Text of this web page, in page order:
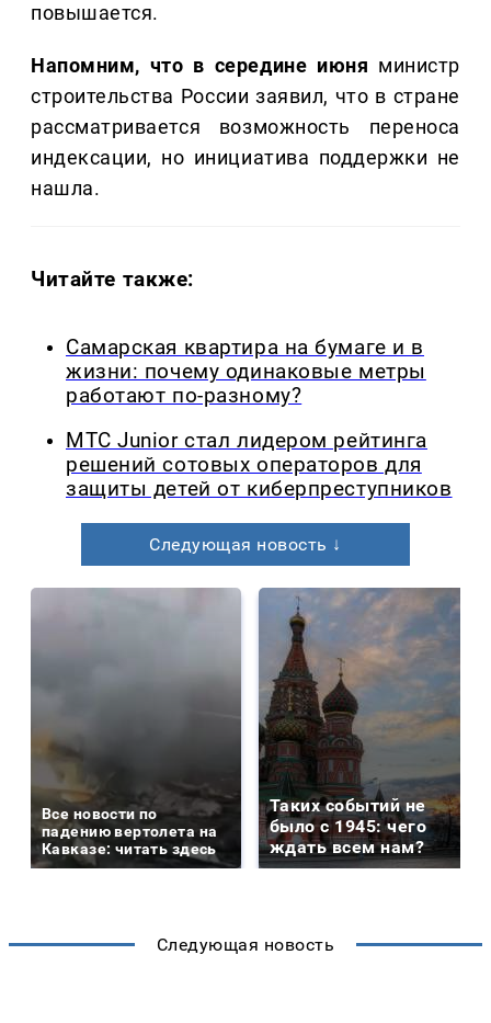
повышается.
Напомним, что в середине июня министр
строительства России заявил, что в стране
рассматривается возможность переноса
индексации, но инициатива поддержки не
нашла.
Читайте также:
Самарская квартира на бумаге и в
жизни: почему одинаковые метры
работают по-разному?
МТС Junior стал лидером рейтинга
решений сотовых операторов для
защиты детей от киберпреступников
Следующая новость ↓
Все новости по
падению вертолета на
Кавказе: читать здесь
Таких событий не
было с 1945: чего
ждать всем нам?
Следующая новость